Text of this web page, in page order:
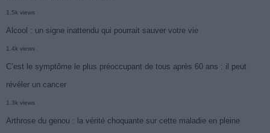
1.5k views
Alcool : un signe inattendu qui pourrait sauver votre vie
1.4k views
C’est le symptôme le plus préoccupant de tous après 60 ans : il peut
révéler un cancer
1.3k views
Arthrose du genou : la vérité choquante sur cette maladie en pleine